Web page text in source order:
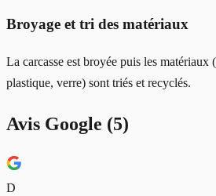
Broyage et tri des matériaux
La carcasse est broyée puis les matériaux
plastique, verre) sont triés et recyclés.
Avis Google (5)
D